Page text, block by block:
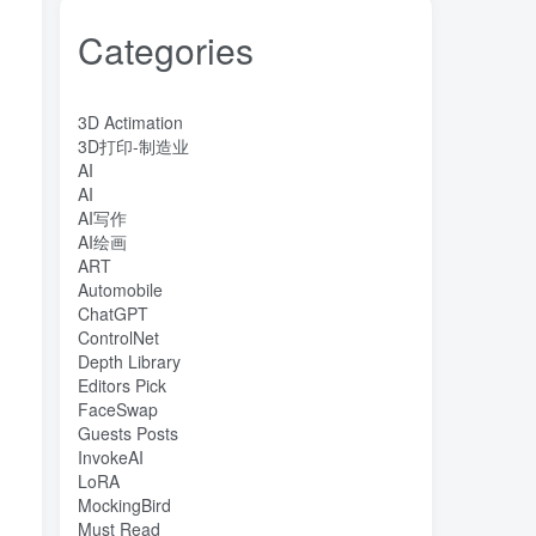
Categories
3D Actimation
3D打印-制造业
AI
AI
AI写作
AI绘画
ART
Automobile
ChatGPT
ControlNet
Depth Library
Editors Pick
FaceSwap
Guests Posts
InvokeAI
LoRA
MockingBird
Must Read